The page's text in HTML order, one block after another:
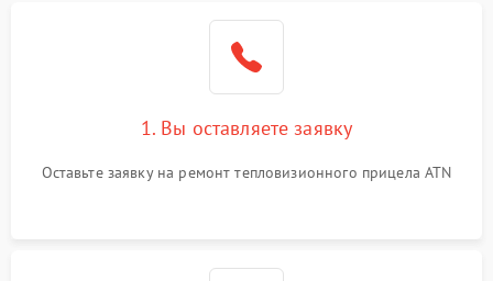
1. Вы оставляете заявку
Оставьте заявку на ремонт тепловизионного прицела ATN